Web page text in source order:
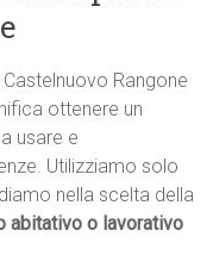
Rangone
ottenere un
usare e
Utilizziamo solo
nella scelta della
abitativo o lavorativo